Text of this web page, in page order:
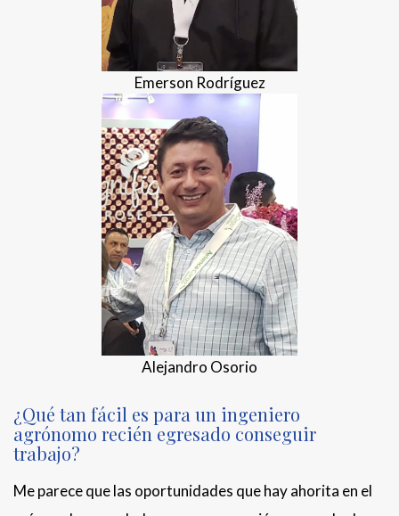
Emerson Rodríguez
Alejandro Osorio
¿Qué tan fácil es para un ingeniero
agrónomo recién egresado conseguir
trabajo?
Me parece que las oportunidades que hay ahorita en el